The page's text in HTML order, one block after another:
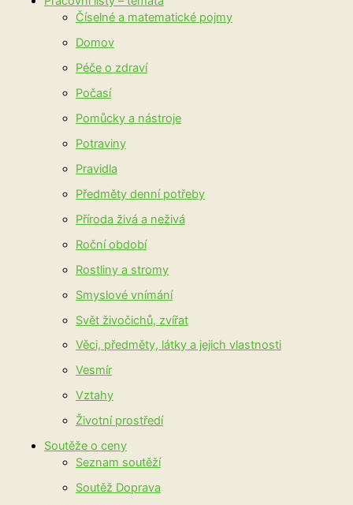
Číselné a matematické pojmy
Domov
Péče o zdraví
Počasí
Pomůcky a nástroje
Potraviny
Pravidla
Předměty denní potřeby
Příroda živá a neživá
Roční období
Rostliny a stromy
Smyslové vnímání
Svět živočichů, zvířat
Věci, předměty, látky a jejich vlastnosti
Vesmír
Vztahy
Životní prostředí
Soutěže o ceny
Seznam soutěží
Soutěž Doprava